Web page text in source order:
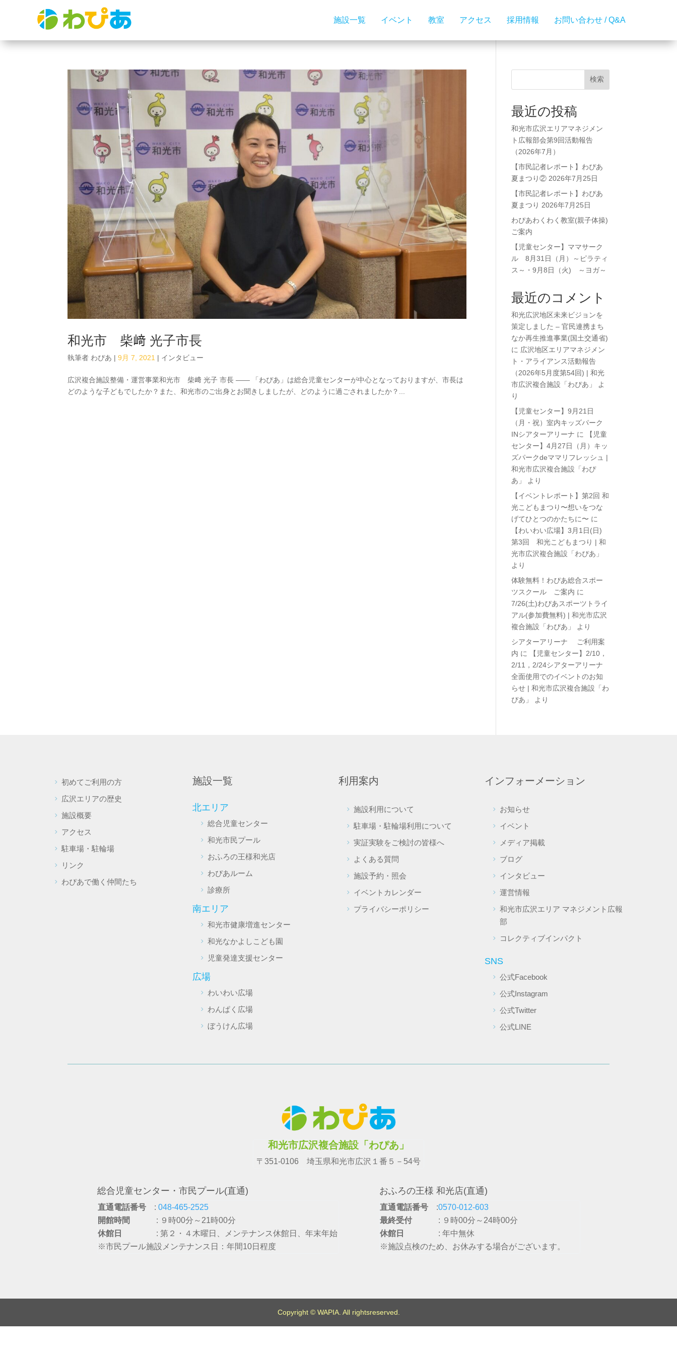
施設一覧 イベント 教室 アクセス 採用情報 お問い合わせ / Q&A
和光市 柴﨑 光子市長
執筆者 わぴあ |9月 7, 2021 | インタビュー
広沢複合施設整備・運営事業和光市 柴﨑 光子 市長 —— 「わぴあ」は総合児童センターが中心となっておりますが、市長は
どのような子どもでしたか？また、和光市のご出身とお聞きしましたが、どのように過ごされましたか？...
検索
最近の投稿
和光市広沢エリアマネジメン
ト広報部会第9回活動報告
（2026年7月）
【市民記者レポート】わぴあ
夏まつり② 2026年7月25日
【市民記者レポート】わぴあ
夏まつり 2026年7月25日
わぴあわくわく教室(親子体操)
ご案内
【児童センター】ママサーク
ル 8月31日（月）～ピラティ
ス～・9月8日（火) ～ヨガ～
最近のコメント
和光広沢地区未来ビジョンを
策定しました – 官民連携まち
なか再生推進事業(国土交通省)
に 広沢地区エリアマネジメン
ト・アライアンス活動報告
（2026年5月度第54回) | 和光
市広沢複合施設「わぴあ」
よ
り
【児童センター】9月21日
（月・祝）室内キッズパーク
INシアターアリーナ に
【児童
センター】4月27日（月）キッ
ズパークdeママリフレッシュ |
和光市広沢複合施設「わぴ
あ」
より
【イベントレポート】第2回 和
光こどもまつり〜想いをつな
げてひとつのかたちに〜 に
【わいわい広場】3月1日(日)
第3回 和光こどもまつり | 和
光市広沢複合施設「わぴあ」
より
体験無料！わぴあ総合スポー
ツスクール ご案内 に
7/26(土)わぴあスポーツトライ
アル(参加費無料) | 和光市広沢
複合施設「わぴあ」
より
シアターアリーナ ご利用案
内 に
【児童センター】2/10，
2/11，2/24シアターアリーナ
全面使用でのイベントのお知
らせ | 和光市広沢複合施設「わ
ぴあ」
より
初めてご利用の方
広沢エリアの歴史
施設概要
アクセス
駐車場・駐輪場
リンク
わぴあで働く仲間たち
施設一覧
北エリア
総合児童センター
和光市民プール
おふろの王様和光店
わぴあルーム
診療所
南エリア
和光市健康増進センター
和光なかよしこども園
児童発達支援センター
広場
わいわい広場
わんぱく広場
ぼうけん広場
利用案内
施設利用について
駐車場・駐輪場利用について
実証実験をご検討の皆様へ
よくある質問
施設予約・照会
イベントカレンダー
プライバシーポリシー
インフォーメーション
お知らせ
イベント
メディア掲載
ブログ
インタビュー
運営情報
和光市広沢エリア マネジメント広報
部
コレクティブインパクト
SNS
公式Facebook
公式Instagram
公式Twitter
公式LINE
和光市広沢複合施設「わぴあ」
〒351-0106 埼玉県和光市広沢１番５－54号
総合児童センター・市民プール(直通)
直通電話番号 : 048-465-2525
開館時間
: ９時00分～21時00分
休館日
: 第２・４木曜日、メンテナンス休館日、年末年始
※市民プール施設メンテナンス日：年間10日程度
おふろの王様 和光店(直通)
直通電話番号:0570-012-603
最終受付
: ９時00分～24時00分
休館日
: 年中無休
※施設点検のため、お休みする場合がございます。
Copyright © WAPIA. All rightsreserved.